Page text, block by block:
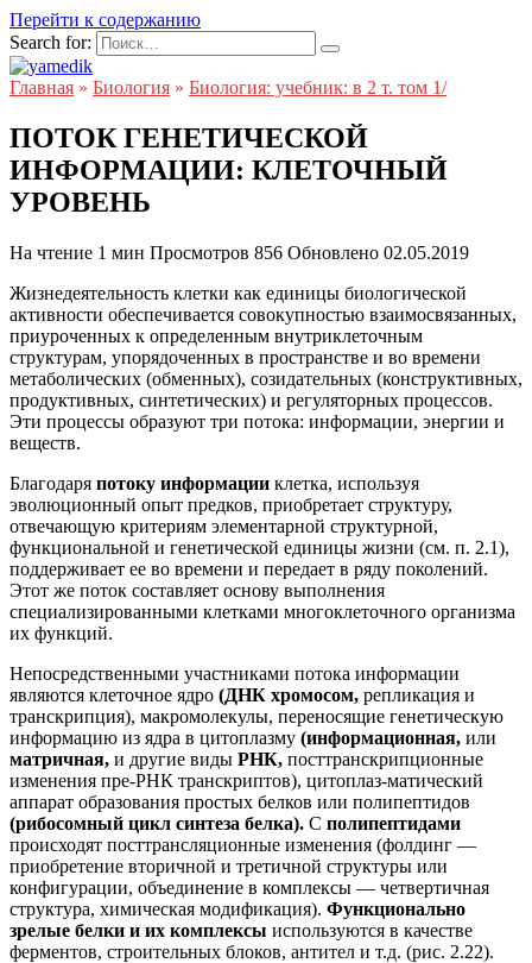
Перейти к содержанию
Search for:
Главная » Биология » Биология: учебник: в 2 т. том 1/
ПОТОК ГЕНЕТИЧЕСКОЙ
ИНФОРМАЦИИ: КЛЕТОЧНЫЙ
УРОВЕНЬ
На чтение 1 мин Просмотров 856 Обновлено 02.05.2019
Жизнедеятельность клетки как единицы биологической
активности обеспечивается совокупностью взаимосвязанных,
приуроченных к определенным внутриклеточным
структурам, упорядоченных в пространстве и во времени
метаболических (обменных), созидательных (конструктивных,
продуктивных, синтетических) и регуляторных процессов.
Эти процессы образуют три потока: информации, энергии и
веществ.
Благодаря потоку информации клетка, используя
эволюционный опыт предков, приобретает структуру,
отвечающую критериям элементарной структурной,
функциональной и генетической единицы жизни (см. п. 2.1),
поддерживает ее во времени и передает в ряду поколений.
Этот же поток составляет основу выполнения
специализированными клетками многоклеточного организма
их функций.
Непосредственными участниками потока информации
являются клеточное ядро (ДНК хромосом, репликация и
транскрипция), макромолекулы, переносящие генетическую
информацию из ядра в цитоплазму (информационная, или
матричная, и другие виды РНК, посттранскрипционные
изменения пре-РНК транскриптов), цитоплаз-матический
аппарат образования простых белков или полипептидов
(рибосомный цикл синтеза белка). С полипептидами
происходят посттрансляционные изменения (фолдинг —
приобретение вторичной и третичной структуры или
конфигурации, объединение в комплексы — четвертичная
структура, химическая модификация). Функционально
зрелые белки и их комплексы используются в качестве
ферментов, строительных блоков, антител и т.д. (рис. 2.22).